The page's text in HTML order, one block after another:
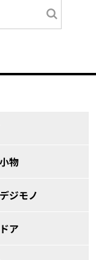
物
ジモノ
ア